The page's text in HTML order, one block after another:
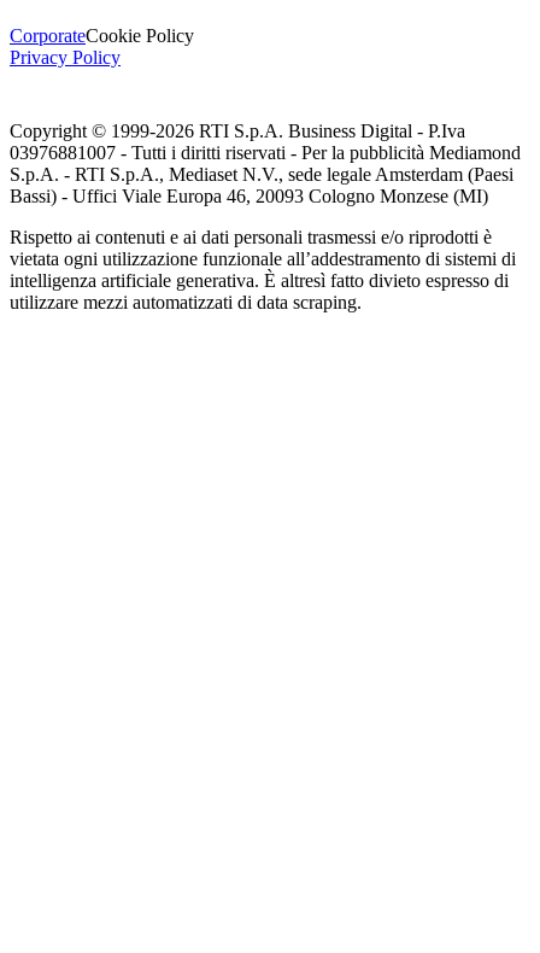
CorporateCookie Policy
Privacy Policy
Copyright © 1999-2026 RTI S.p.A. Business Digital - P.Iva
03976881007 - Tutti i diritti riservati - Per la pubblicità Mediamond
S.p.A. - RTI S.p.A., Mediaset N.V., sede legale Amsterdam (Paesi
Bassi) - Uffici Viale Europa 46, 20093 Cologno Monzese (MI)
Rispetto ai contenuti e ai dati personali trasmessi e/o riprodotti è
vietata ogni utilizzazione funzionale all’addestramento di sistemi di
intelligenza artificiale generativa. È altresì fatto divieto espresso di
utilizzare mezzi automatizzati di data scraping.